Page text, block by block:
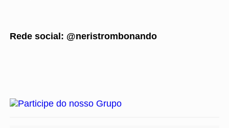
Rede social: @neristrombonando